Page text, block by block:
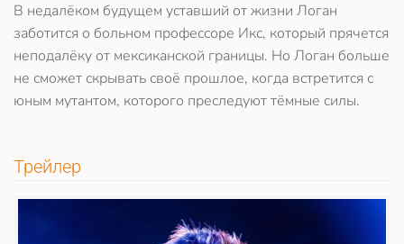
В недалёком будущем уставший от жизни Логан
заботится о больном профессоре Икс, который прячется
неподалёку от мексиканской границы. Но Логан больше
не сможет скрывать своё прошлое, когда встретится с
юным мутантом, которого преследуют тёмные силы.
Трейлер